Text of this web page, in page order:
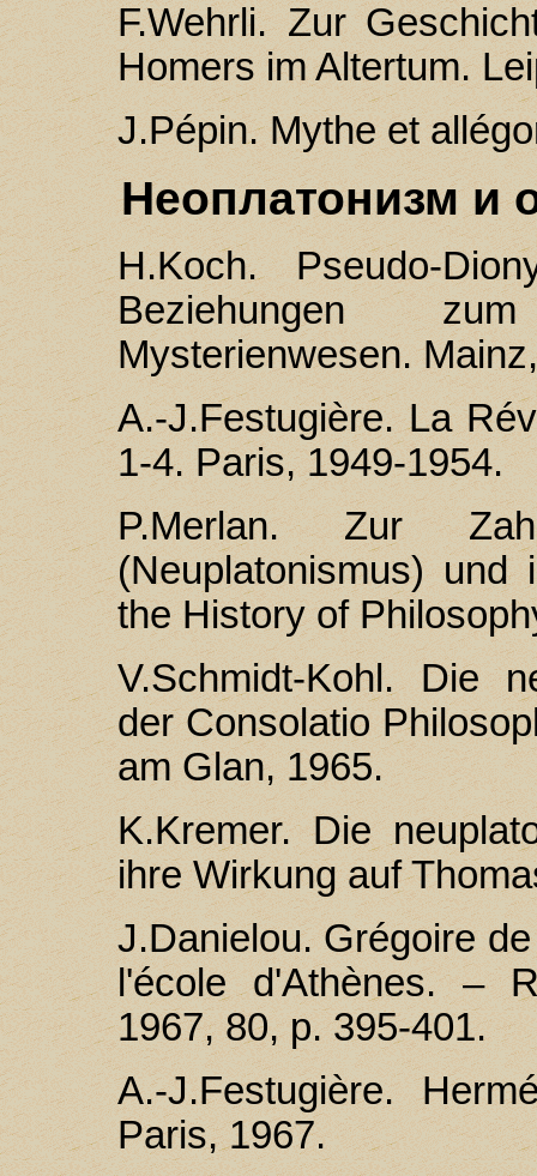
F.Wehrli. Zur
Homers im Altertum.
J.Pépin. Mythe et
Неоплатонизм и
H.Koch. Pseudo-
Beziehungen
Mysterienwesen.
A.-J.Festugière. La
1-4. Paris, 1949-1954.
P.Merlan. Zur
(Neuplatonismus)
the History of
V.Schmidt-Kohl. Die
der Consolatio
am Glan, 1965.
K.Kremer. Die
ihre Wirkung auf
J.Danielou. Grégoire
l'école d'Athènes. –
1967, 80, p. 395-401.
A.-J.Festugière.
Paris, 1967.